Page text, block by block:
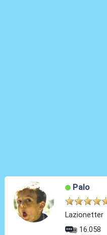
Palo
Lazionetter
16.058